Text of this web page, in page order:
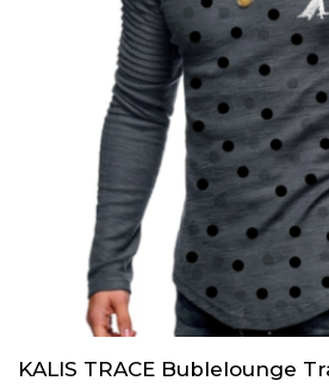
KALIS TRACE Bublelounge